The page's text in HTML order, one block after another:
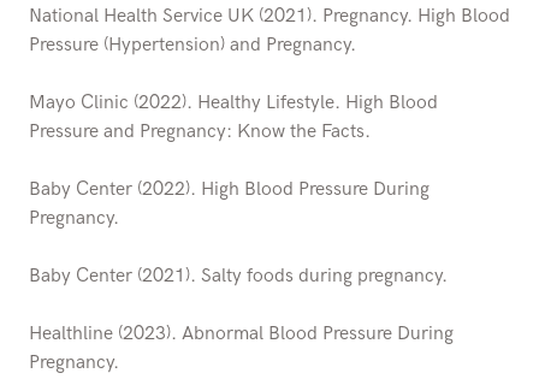
National Health Service UK (2021). Pregnancy. High Blood
Pressure (Hypertension) and Pregnancy.
Mayo Clinic (2022). Healthy Lifestyle. High Blood
Pressure and Pregnancy: Know the Facts.
Baby Center (2022). High Blood Pressure During
Pregnancy.
Baby Center (2021). Salty foods during pregnancy.
Healthline (2023). Abnormal Blood Pressure During
Pregnancy.